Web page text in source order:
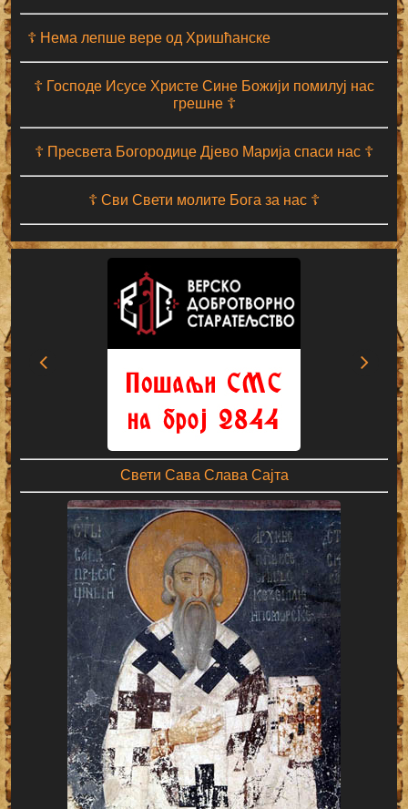
☦ Нема лепше вере од Хришћанске
☦ Господе Исусе Христе Сине Божији помилуј нас
грешне ☦
☦ Пресвета Богородице Дјево Марија спаси нас ☦
☦ Сви Свети молите Бога за нас ☦
Свети Сава Слава Сајта